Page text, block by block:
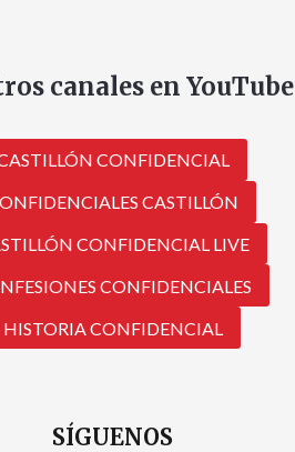
canales en YouTube
CONFIDENCIAL
CASTILLÓN
CONFIDENCIAL LIVE
CONFIDENCIALES
HISTORIA CONFIDENCIAL
SÍGUENOS